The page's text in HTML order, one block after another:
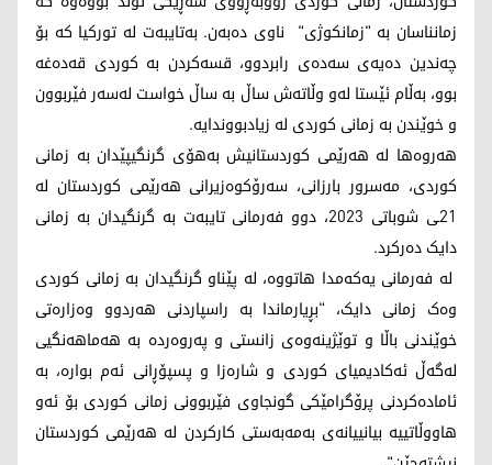
زمانناسان بە "زمانکوژی" ناوی دەبەن. بەتایبەت لە تورکیا کە بۆ
چەندین دەیەی سەدەی رابردوو، قسەکردن بە کوردی قەدەغە
بوو، بەڵام ئێستا لەو وڵاتەش ساڵ بە ساڵ خواست لەسەر فێربوون
و خوێندن بە زمانی کوردی لە زیادبووندایە.
هەروەها لە هەرێمی کوردستانیش بەهۆی گرنگیپێدان بە زمانی
کوردی، مەسرور بارزانی، سەرۆکوەزیرانی هەرێمی کوردستان لە
21ـی شوباتی 2023، دوو فەرمانی تایبەت بە گرنگیدان بە زمانی
دایک دەرکرد.
له‌ فه‌رمانی یه‌كه‌مدا هاتووه‌، لە پێناو گرنگیدان بە زمانی کوردی
وەک زمانی دایک، "بڕیارماندا بە راسپاردنی هه‌ردوو وەزارەتی
خوێندنی باڵا و توێژینەوەی زانستی و پەروەردە بە هەماهەنگیی
لەگەڵ ئەکادیمیای کوردی و شارەزا و پسپۆڕانی ئەم بوارە، بە
ئامادەکردنی پرۆگرامێکی گونجاوی فێربوونی زمانی کوردی بۆ ئەو
هاووڵاتییە بیانییانەی بەمەبەستی کارکردن لە هەرێمی کوردستان